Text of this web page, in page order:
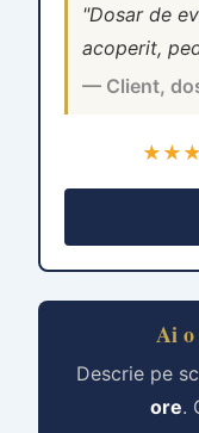
"Dosar de
acoperit,
— Client,
Ai
Descrie pe
ore.